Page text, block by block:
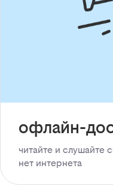
офлайн-
читайте и слушайте
нет интернета